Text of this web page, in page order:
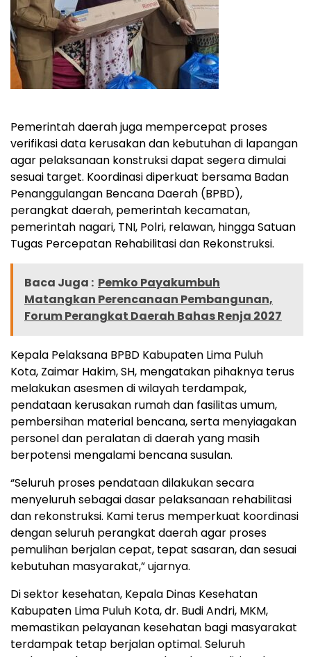
Pemerintah daerah juga mempercepat proses
verifikasi data kerusakan dan kebutuhan di lapangan
agar pelaksanaan konstruksi dapat segera dimulai
sesuai target. Koordinasi diperkuat bersama Badan
Penanggulangan Bencana Daerah (BPBD),
perangkat daerah, pemerintah kecamatan,
pemerintah nagari, TNI, Polri, relawan, hingga Satuan
Tugas Percepatan Rehabilitasi dan Rekonstruksi.
Baca Juga : Pemko Payakumbuh
Matangkan Perencanaan Pembangunan,
Forum Perangkat Daerah Bahas Renja 2027
Kepala Pelaksana BPBD Kabupaten Lima Puluh
Kota, Zaimar Hakim, SH, mengatakan pihaknya terus
melakukan asesmen di wilayah terdampak,
pendataan kerusakan rumah dan fasilitas umum,
pembersihan material bencana, serta menyiagakan
personel dan peralatan di daerah yang masih
berpotensi mengalami bencana susulan.
“Seluruh proses pendataan dilakukan secara
menyeluruh sebagai dasar pelaksanaan rehabilitasi
dan rekonstruksi. Kami terus memperkuat koordinasi
dengan seluruh perangkat daerah agar proses
pemulihan berjalan cepat, tepat sasaran, dan sesuai
kebutuhan masyarakat,” ujarnya.
Di sektor kesehatan, Kepala Dinas Kesehatan
Kabupaten Lima Puluh Kota, dr. Budi Andri, MKM,
memastikan pelayanan kesehatan bagi masyarakat
terdampak tetap berjalan optimal. Seluruh